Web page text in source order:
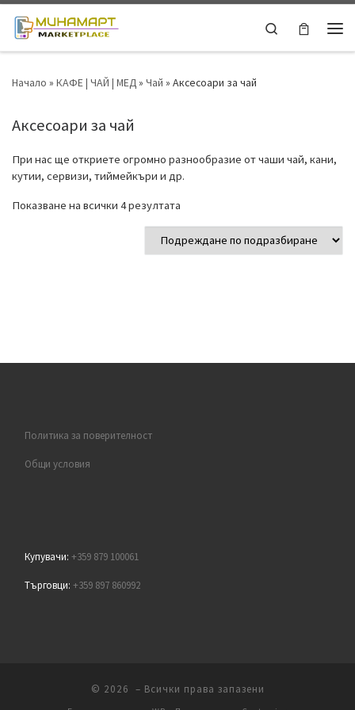
Skip to content
Search
Начало » КАФЕ | ЧАЙ | МЕД» Чай » Аксесоари за чай
Аксесоари за чай
При нас ще откриете огромно разнообразие от чаши чай, кани,
кутии, сервизи, тиймейкъри и др.
Показване на всички 4 резултата
Политика за поверителност
Общи условия
Купувачи:+359 879 100061
Търговци:+359 897 860992
© 2026 – Всички права запазени